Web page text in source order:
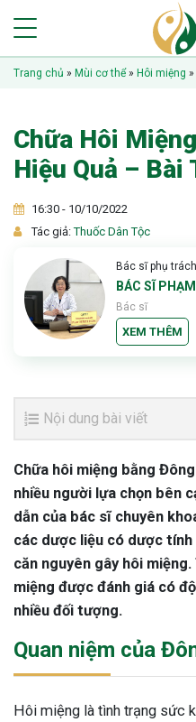
Trang chủ » Mùi cơ thể» Hôi miệng »
Chữa Hôi
Hiệu Quả – Bài
16:30 - 10/10/2022
Tác giả:Thuốc Dân Tộc
Bác sĩ phụ trách
BÁC SĨ
Bác sĩ
XEM THÊM
Nội dung bài viết
Chữa hôi miệng bằng
nhiều người lựa chọn bên
dẫn của bác sĩ chuyên
các dược liệu có dược
căn nguyên gây hôi
miệng được đánh giá có
nhiều đối tượng.
Quan niệm của
Hôi miệng là tình trạng sức